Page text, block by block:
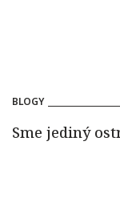
BLOGY